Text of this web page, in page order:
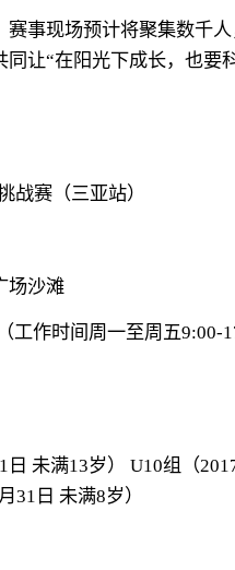
事现场预计将聚集数千
让“在阳光下成长，也要
战赛（三亚站）
场沙滩
工作时间周一至周五9:00-
未满13岁）
U10组（
31日 未满8岁）